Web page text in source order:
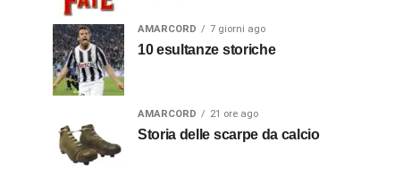
AMARCORD 7 giorni ago
10 esultanze storiche
AMARCORD 21 ore ago
Storia delle scarpe da calcio